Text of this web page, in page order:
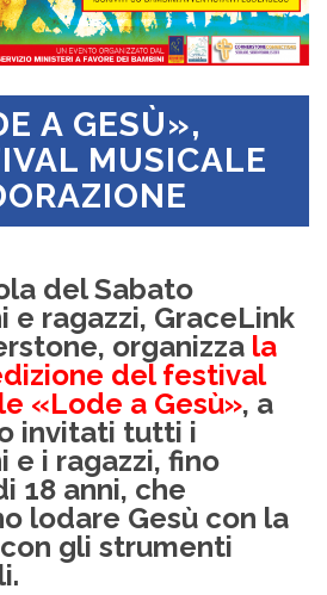
A GESÙ»,
MUSICALE
del Sabato
e ragazzi, GraceLink
organizza la
del festival
«Lode a Gesù», a
invitati tutti i
e i ragazzi, fino
18 anni, che
lodare Gesù con la
gli strumenti